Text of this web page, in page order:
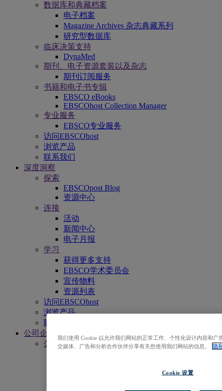
数据库和典藏档案
电子档案
Magazine Archives 杂志典藏系列
研究型数据库
临床决策支持
DynaMed
期刊、电子资源套装以及杂志
期刊订阅服务
书籍和电子书专辑
EBSCO eBooks
EBSCOhost Collection Manager
专业服务
EBSCO专业服务
访问EBSCOhost
浏览产品
联系我们
深度洞察
探索
EBSCOpost Blog
资源中心
连接
活动
新闻中心
电子月报
学习
获得更多支持
EBSCO学术委员会
宣传物料
资源列表
访问EBSCOhost
浏览产品
联系我们
公司企业
公司简介
我们使用 Cookie 以允许我们网站的正常工作、个性化设计内容和
交媒体、广告和分析合作伙伴分享有关您使用我们网站的信息。
隐
Cookie 设置